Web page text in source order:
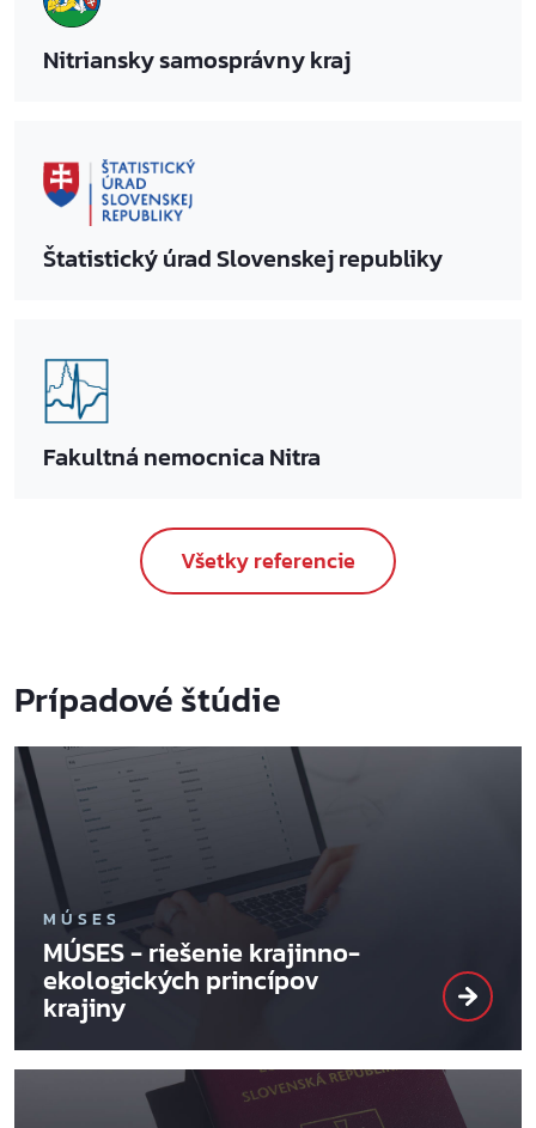
Nitriansky samosprávny kraj
Štatistický úrad Slovenskej republiky
Fakultná nemocnica Nitra
Všetky referencie
Prípadové štúdie
MÚSES
MÚSES - riešenie krajinno-
ekologických princípov
krajiny